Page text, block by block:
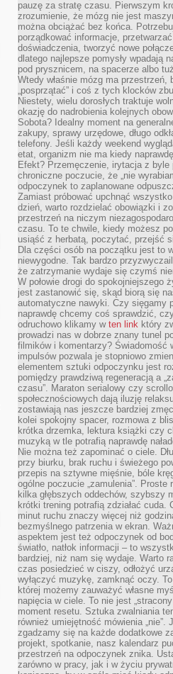
pauzę za stratę czasu. Pierwszym
zrozumienie, że mózg nie jest
można obciążać bez końca.
porządkować informacje, przetwarzać
doświadczenia, tworzyć nowe
dlatego najlepsze pomysły wpadają
pod prysznicem, na spacerze albo
Wtedy właśnie mózg ma przestrzeń,
„posprzątać” i coś z tych klocków
Niestety, wielu dorosłych traktuje
okazję do nadrobienia kolejnych
Sobota? Idealny moment na
zakupy, sprawy urzędowe, długo
telefony. Jeśli każdy weekend
etat, organizm nie ma kiedy
Efekt? Przemęczenie, irytacja z byle
chroniczne poczucie, że „nie
odpoczynek to zaplanowane
Zamiast próbować upchnąć
dzień, warto rozdzielać obowiązki i
przestrzeń na niczym
czasu. To te chwile, kiedy możesz
usiąść z herbatą, poczytać, przejść
Dla części osób na początku jest to
niewygodne. Tak bardzo
że zatrzymanie wydaje się czymś
W połowie drogi do spokojniejszego
jest zastanowić się, skąd biorą się
automatyczne nawyki. Czy sięgamy
naprawdę chcemy coś sprawdzić,
odruchowo klikamy w ten link który
prowadzi nas w dobrze znany tunel
filmików i komentarzy? Świadomość
impulsów pozwala je stopniowo
elementem sztuki odpoczynku jest
pomiędzy prawdziwą regeneracją a
czasu”. Maraton serialowy czy
społecznościowych dają iluzję
zostawiają nas jeszcze bardziej
kolei spokojny spacer, rozmowa z
krótka drzemka, lektura książki czy
muzyką w tle potrafią naprawdę
Nie można też zapominać o ciele.
przy biurku, brak ruchu i świeżego
przepis na sztywne mięśnie, bóle
ogólne poczucie „zamulenia”. Proste
kilka głębszych oddechów, szybszy
krótki trening potrafią zdziałać cuda.
minut ruchu znaczy więcej niż
bezmyślnego patrzenia w ekran.
aspektem jest też odpoczynek od
światło, natłok informacji – to
bardziej, niż nam się wydaje. Warto
czas posiedzieć w ciszy, odłożyć
wyłączyć muzykę, zamknąć oczy.
której możemy zauważyć własne
napięcia w ciele. To nie jest
moment resetu. Sztuka zwalniania
również umiejętność mówienia „nie”.
zgadzamy się na każde dodatkowe
projekt, spotkanie, nasz kalendarz
przestrzeń na odpoczynek znika.
zarówno w pracy, jak i w życiu